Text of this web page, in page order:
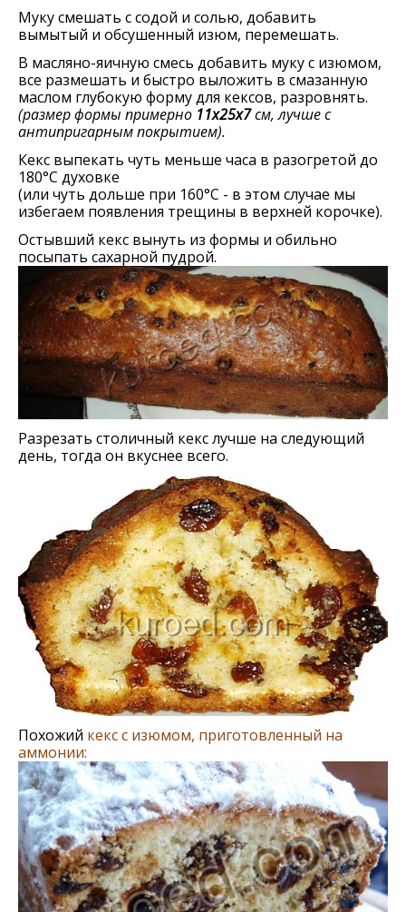
Муку смешать с содой и солью, добавить
вымытый и обсушенный изюм, перемешать.
В масляно-яичную смесь добавить муку с изюмом,
все размешать и быстро выложить в смазанную
маслом глубокую форму для кексов, разровнять.
(размер формы примерно 11х25х7см, лучше с
антипригарным покрытием).
Кекс выпекать чуть меньше часа в разогретой до
180°С духовке
(или чуть дольше при 160°С - в этом случае мы
избегаем появления трещины в верхней корочке).
Остывший кекс вынуть из формы и обильно
посыпать сахарной пудрой.
Разрезать столичный кекс лучше на следующий
день, тогда он вкуснее всего.
Похожий кекс с изюмом, приготовленный на
аммонии: